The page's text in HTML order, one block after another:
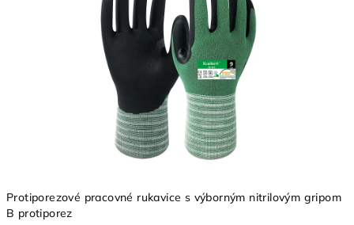
Protiporezové pracovné rukavice s výborným nitrilovým gripom
B protiporez
hviezdičiek.